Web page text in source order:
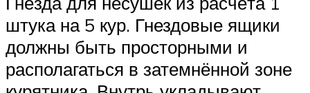
штука на 5 кур. Гнездовые ящики
должны быть просторными и
располагаться в затемнённой зоне